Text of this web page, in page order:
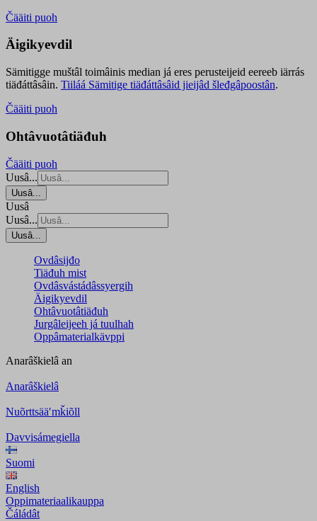
Čääiti puoh
Äigikyevdil
Sämitigge muštâl toimâinis median já eres perusteijeid eereeb iärrás
tiäđáttâsâin. Tiiláá Sämitige tiäđáttâsâid jieijâd šleđgâpoostân.
Čääiti puoh
Ohtâvuotâtiäđuh
Čääiti puoh
Uusâ...
Uusâ...
Uusâ
Uusâ...
Uusâ...
Ovdâsijđo
Tiäđuh mist
Ovdâsvástádâssyergih
Äigikyevdil
Ohtâvuotâtiäđuh
Jurgâleijeeh já tuulhah
Oppâmaterialkävppi
Anarâškielâ an
Anarâškielâ
Nuõrttsääʹmǩiõll
Davvisámegiella
Suomi
English
Oppimateriaalikauppa
Čáládât